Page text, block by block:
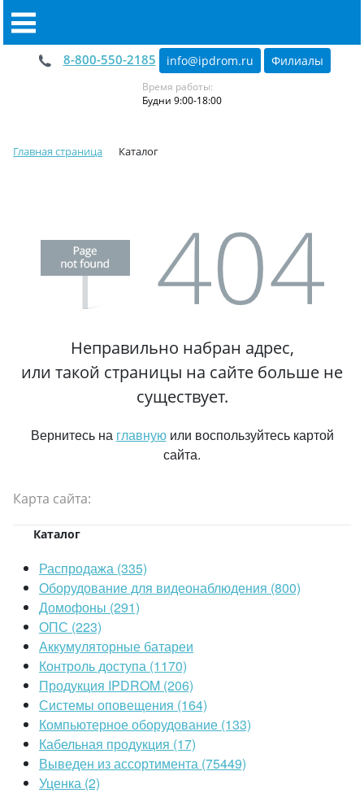
8-800-550-2185 info@ipdrom.ru Филиалы
Время работы:
Будни 9:00-18:00
Главная страница Каталог
Неправильно набран адрес,
или такой страницы на сайте больше не
существует.
Вернитесь на главнуюили воспользуйтесь картой
сайта.
Карта сайта:
Каталог
Распродажа (335)
Оборудование для видеонаблюдения (800)
Домофоны (291)
ОПС (223)
Аккумуляторные батареи
Контроль доступа (1170)
Продукция IPDROM (206)
Системы оповещения (164)
Компьютерное оборудование (133)
Кабельная продукция (17)
Выведен из ассортимента (75449)
Уценка (2)